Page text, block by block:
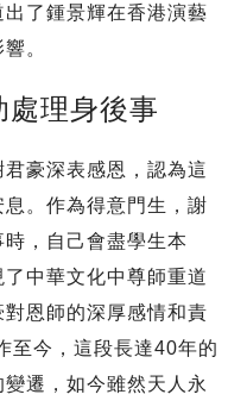
了鍾景輝在香港演藝
。
處理身後事
豪深表感恩，認為這
。作為得意門生，謝
，自己會盡學生本
中華文化中尊師重道
恩師的深厚感情和責
至今，這段長達40年的
遷，如今雖然天人永